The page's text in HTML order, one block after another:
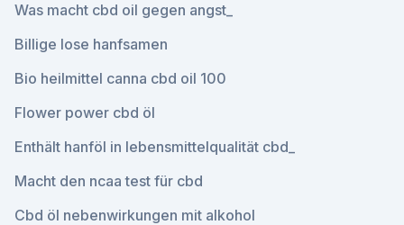
Was macht cbd oil gegen angst_
Billige lose hanfsamen
Bio heilmittel canna cbd oil 100
Flower power cbd öl
Enthält hanföl in lebensmittelqualität cbd_
Macht den ncaa test für cbd
Cbd öl nebenwirkungen mit alkohol